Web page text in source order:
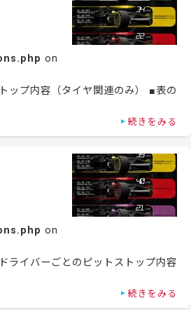
on
ップ内容（タイヤ関連のみ） ■表の
続きをみる
on
ライバーごとのピットストップ内容
続きをみる